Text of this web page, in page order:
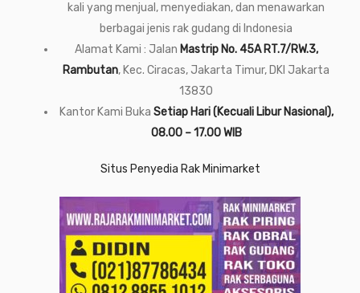
kali yang menjual, menyediakan, dan menawarkan
berbagai jenis rak gudang di Indonesia
Alamat Kami : Jalan Mastrip No. 45A RT.7/RW.3,
Rambutan, Kec. Ciracas, Jakarta Timur, DKI Jakarta
13830
Kantor Kami Buka Setiap Hari (Kecuali Libur Nasional),
08.00 – 17.00 WIB
Situs Penyedia Rak Minimarket